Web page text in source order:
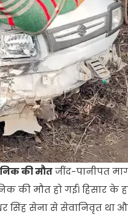
की मौतजींद-पानीपत
मौत हो गई। हिसार के
सिंह सेना से सेवानिवृत था